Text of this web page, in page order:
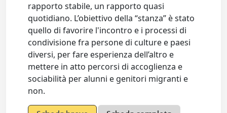
rapporto stabile, un rapporto quasi
quotidiano. L’obiettivo della “stanza” è stato
quello di favorire l'incontro e i processi di
condivisione fra persone di culture e paesi
diversi, per fare esperienza dell’altro e
mettere in atto percorsi di accoglienza e
sociabilità per alunni e genitori migranti e
non.